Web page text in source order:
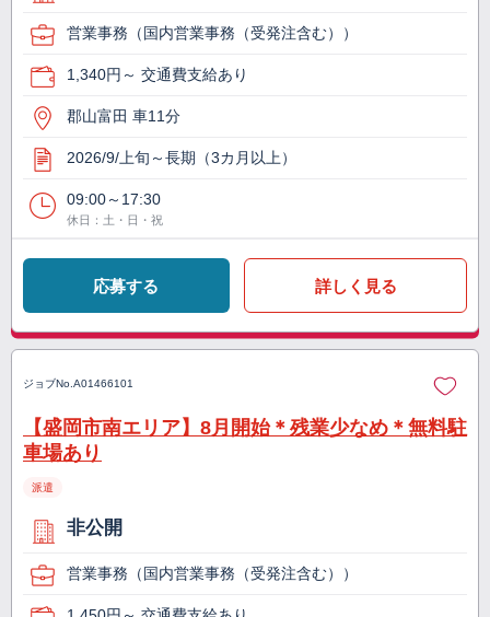
営業事務（国内営業事務（受発注含む））
1,340円～ 交通費支給あり
郡山富田 車11分
2026/9/上旬～長期（3カ月以上）
09:00～17:30
休日：土・日・祝
応募する 詳しく見る
ジョブNo. A01466101
【盛岡市南エリア】8月開始＊残業少なめ＊無料駐
車場あり
派遣
非公開
営業事務（国内営業事務（受発注含む））